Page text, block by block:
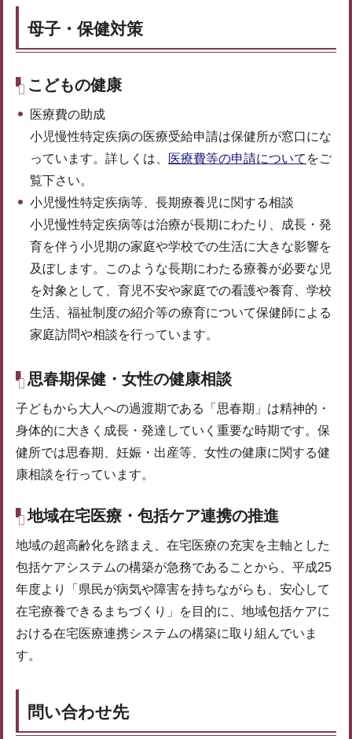
母子・保健対策
こどもの健康
医療費の助成
小児慢性特定疾病の医療受給申請は保健所が窓口にな
っています。詳しくは、
医療費等の申請について をご
覧下さい。
小児慢性特定疾病等、長期療養児に関する相談
小児慢性特定疾病等は治療が長期にわたり、成長・発
育を伴う小児期の家庭や学校での生活に大きな影響を
及ぼします。このような長期にわたる療養が必要な児
を対象として、育児不安や家庭での看護や養育、学校
生活、福祉制度の紹介等の療育について保健師による
家庭訪問や相談を行っています。
思春期保健・女性の健康相談
子どもから大人への過渡期である「思春期」は精神的・
身体的に大きく成長・発達していく重要な時期です。保
健所では思春期、妊娠・出産等、女性の健康に関する健
康相談を行っています。
地域在宅医療・包括ケア連携の推進
地域の超高齢化を踏まえ、在宅医療の充実を主軸とした
包括ケアシステムの構築が急務であることから、平成25
年度より「県民が病気や障害を持ちながらも、安心して
在宅療養できるまちづくり」を目的に、地域包括ケアに
おける在宅医療連携システムの構築に取り組んでいま
す。
問い合わせ先